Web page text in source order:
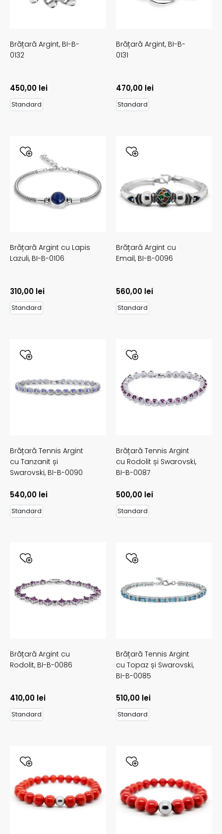
Brățară Argint, BI-B-
0132
450,00 lei
Standard
Brățară Argint, BI-B-
0131
470,00 lei
Standard
Brățară Argint cu Lapis
Lazuli, BI-B-0106
310,00 lei
Standard
Brățară Argint cu
Email, BI-B-0096
560,00 lei
Standard
Brățară Tennis Argint
cu Tanzanit și
Swarovski, BI-B-0090
540,00 lei
Standard
Brățară Tennis Argint
cu Rodolit și Swarovski,
BI-B-0087
500,00 lei
Standard
Brățară Argint cu
Rodolit, BI-B-0086
410,00 lei
Standard
Brățară Tennis Argint
cu Topaz și Swarovski,
BI-B-0085
510,00 lei
Standard